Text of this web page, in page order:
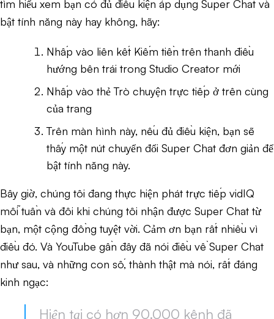
tìm hiểu xem bạn có đủ điều kiện áp dụng Super Chat và
bật tính năng này hay không, hãy:
Nhấp vào liên kết Kiếm tiền trên thanh điều
hướng bên trái trong Studio Creator mới
Nhấp vào thẻ Trò chuyện trực tiếp ở trên cùng
của trang
Trên màn hình này, nếu đủ điều kiện, bạn sẽ
thấy một nút chuyển đổi Super Chat đơn giản để
bật tính năng này.
Bây giờ, chúng tôi đang thực hiện phát trực tiếp vidIQ
mỗi tuần và đôi khi chúng tôi nhận được Super Chat từ
bạn, một cộng đồng tuyệt vời. Cảm ơn bạn rất nhiều vì
điều đó. Và YouTube gần đây đã nói điều về Super Chat
như sau, và những con số, thành thật mà nói, rất đáng
kinh ngạc:
Hiện tại có hơn 90.000 kênh đã